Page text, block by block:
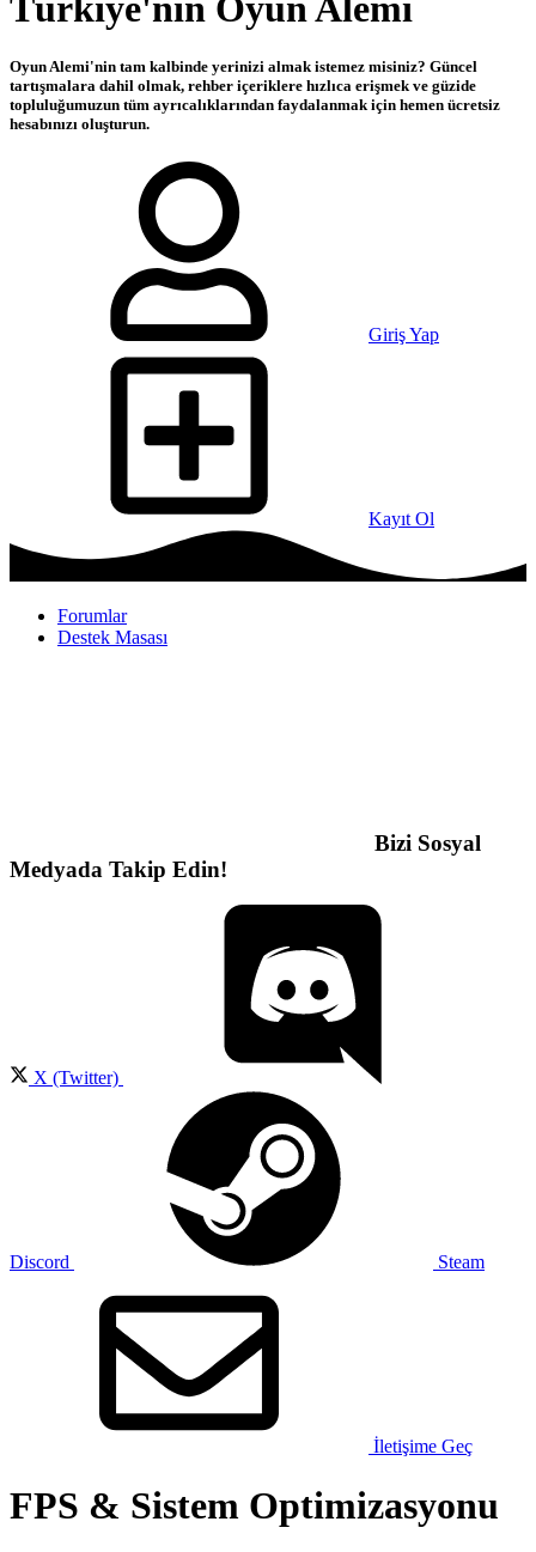
Türkiye'nin Oyun Alemi
Oyun Alemi'nin tam kalbinde yerinizi almak istemez misiniz? Güncel
tartışmalara dahil olmak, rehber içeriklere hızlıca erişmek ve güzide
topluluğumuzun tüm ayrıcalıklarından faydalanmak için hemen ücretsiz
hesabınızı oluşturun.
Giriş Yap
Kayıt Ol
Forumlar
Destek Masası
Bizi Sosyal
Medyada Takip Edin!
X (Twitter)
Discord Steam
İletişime Geç
FPS & Sistem Optimizasyonu